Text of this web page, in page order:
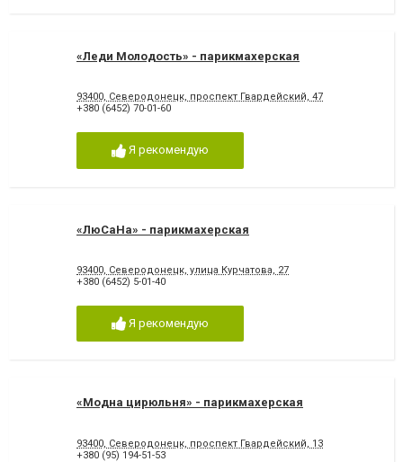
«Леди Молодость» - парикмахерская
93400, Северодонецк, проспект Гвардейский, 47
+380 (6452) 70-01-60
Я рекомендую
«ЛюСаНа» - парикмахерская
93400, Северодонецк, улица Курчатова, 27
+380 (6452) 5-01-40
Я рекомендую
«Модна цирюльня» - парикмахерская
93400, Северодонецк, проспект Гвардейский, 13
+380 (95) 194-51-53